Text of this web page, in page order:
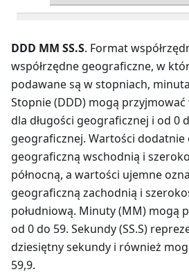
DDD MM SS.S. Format
współrzędne geograficzne, w
podawane są w stopniach,
Stopnie (DDD) mogą
dla długości geograficznej i od 0
geograficznej. Wartości dodatnie
geograficzną wschodnią i
północną, a wartości ujemne
geograficzną zachodnią i
południową. Minuty (MM) mogą
od 0 do 59. Sekundy (SS.S)
dziesiętny sekundy i również
59,9.